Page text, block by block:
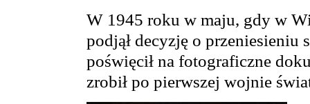
W 1945 roku w maju, gdy w
podjął decyzję o przeniesieniu
poświęcił na fotograficzne
zrobił po pierwszej wojnie